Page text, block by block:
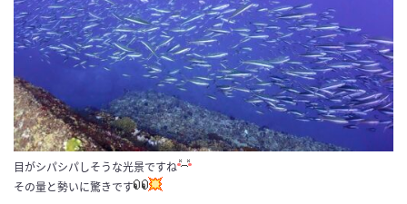
目がシパシパしそうな光景ですね
その量と勢いに驚きです